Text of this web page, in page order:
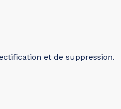
et de suppression.